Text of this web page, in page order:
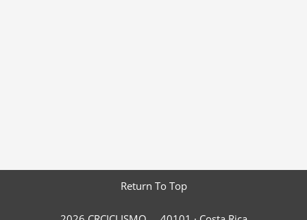
Return To Top